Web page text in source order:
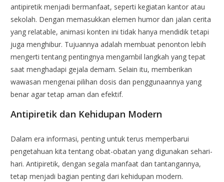
antipiretik menjadi bermanfaat, seperti kegiatan kantor atau
sekolah. Dengan memasukkan elemen humor dan jalan cerita
yang relatable, animasi konten ini tidak hanya mendidik tetapi
juga menghibur. Tujuannya adalah membuat penonton lebih
mengerti tentang pentingnya mengambil langkah yang tepat
saat menghadapi gejala demam. Selain itu, memberikan
wawasan mengenai pilihan dosis dan penggunaannya yang
benar agar tetap aman dan efektif.
Antipiretik dan Kehidupan Modern
Dalam era informasi, penting untuk terus memperbarui
pengetahuan kita tentang obat-obatan yang digunakan sehari-
hari. Antipiretik, dengan segala manfaat dan tantangannya,
tetap menjadi bagian penting dari kehidupan modern.